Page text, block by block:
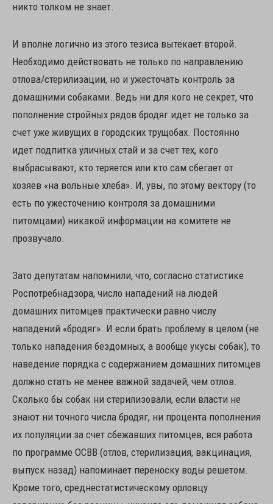
никто толком не знает.
И вполне логично из этого тезиса вытекает второй.
Необходимо действовать не только по направлению
отлова/стерилизации, но и ужесточать контроль за
домашними собаками. Ведь ни для кого не секрет, что
пополнение стройных рядов бродяг идет не только за
счет уже живущих в городских трущобах. Постоянно
идет подпитка уличных стай и за счет тех, кого
выбрасывают, кто теряется или кто сам сбегает от
хозяев «на вольные хлеба». И, увы, по этому вектору (то
есть по ужесточению контроля за домашними
питомцами) никакой информации на комитете не
прозвучало.
Зато депутатам напомнили, что, согласно статистике
Роспотребнадзора, число нападений на людей
домашних питомцев практически равно числу
нападений «бродяг». И если брать проблему в целом (не
только нападения бездомных, а вообще укусы собак), то
наведение порядка с содержанием домашних питомцев
должно стать не менее важной задачей, чем отлов.
Сколько бы собак ни стерилизовали, если власти не
знают ни точного числа бродяг, ни процента пополнения
их популяции за счет сбежавших питомцев, вся работа
по программе ОСВВ (отлов, стерилизация, вакцинация,
выпуск назад) напоминает переноску воды решетом.
Кроме того, среднестатистическому орловцу